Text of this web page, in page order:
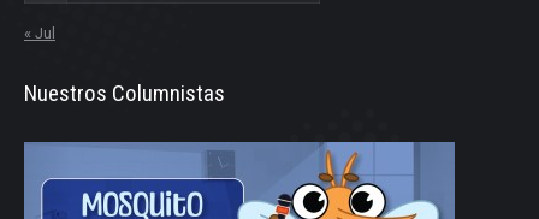
« Jul
Nuestros Columnistas